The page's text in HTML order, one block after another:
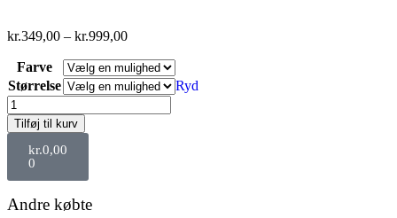
kr.349,00 – kr.999,00
Farve
Størrelse
Ryd
Tilføj til kurv
kr.0,00
0
Andre købte